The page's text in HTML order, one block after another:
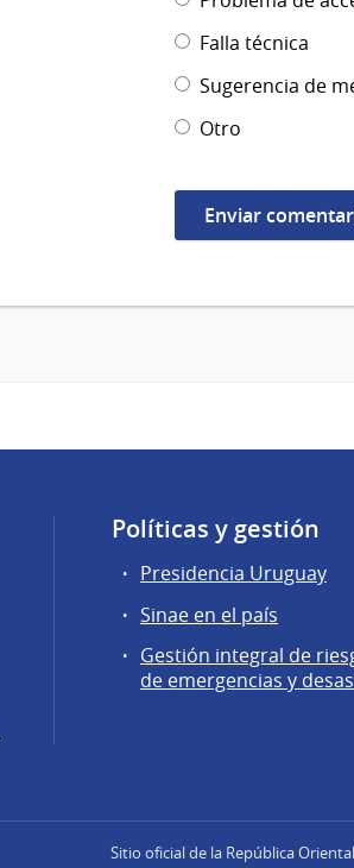
Falla técnica
Sugerencia de
Otro
Políticas y gestión
Presidencia Uruguay
Sinae en el país
Gestión integral de
de emergencias y
Sitio oficial de la República